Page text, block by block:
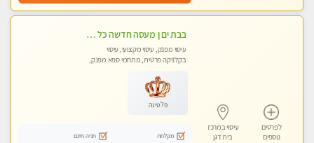
לפרטים
נוספים
עיסוי במרכז
בית דגן
בבת ים ן מעסה חדשה כל סוגי העיסויים מעסה מקצועית ואיכותית פרטי!!!
עיסוי מפנק, עיסוי מקצועי, עיסוי
בקלניקה פרטית, מתחמי ספא מפנק,
פלטינה
מקלחת
חניה חינם